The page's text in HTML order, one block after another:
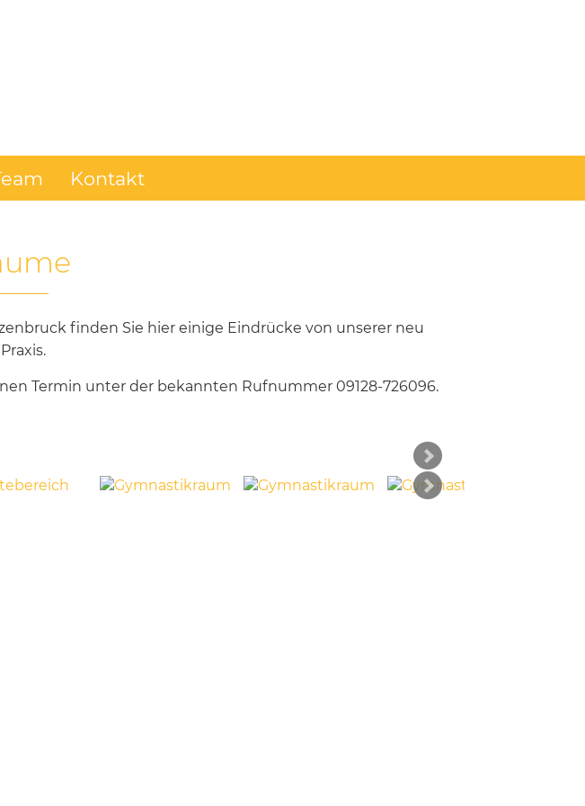
Kontakt
finden Sie hier einige Eindrücke von unserer neu
Termin unter der bekannten Rufnummer 09128-726096.